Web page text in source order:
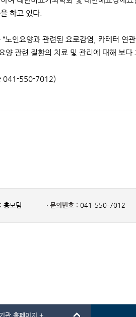
하고 있다.
노인요양과 관련된 요로감염, 카테터 연
양 관련 질환의 치료 및 관리에 대해 보
041-550-7012)
홍보팀 문의번호 : 041-550-7012
관 홈페이지 +